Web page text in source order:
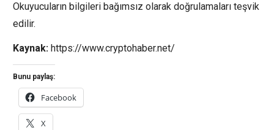
Okuyucuların bilgileri bağımsız olarak doğrulamaları teşvik
edilir.
Kaynak: https://www.cryptohaber.net/
Bunu paylaş:
Facebook
X